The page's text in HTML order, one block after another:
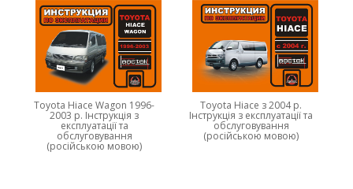
Toyota Hiace Wagon 1996-
2003 р. Інструкція з
експлуатації та
обслуговування
(російською мовою)
Toyota Hiace з 2004 р.
Інструкція з експлуатації та
обслуговування
(російською мовою)